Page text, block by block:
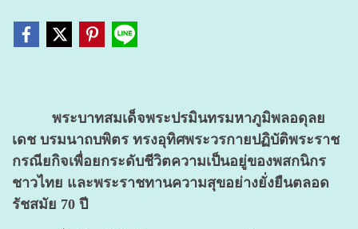
พระบาทสมเด็จพระปรมินทรมหาภูมิพลอดุลย
เดช บรมนาถบพิตร ทรงอุทิศพระวรกายปฏิบัติพระราช
กรณียกิจเพื่อยกระดับชีวิตความเป็นอยู่ของพสกนิกร
ชาวไทย และพระราชทานความสุขอย่างยั่งยืนตลอด
รัชสมัย 70 ปี